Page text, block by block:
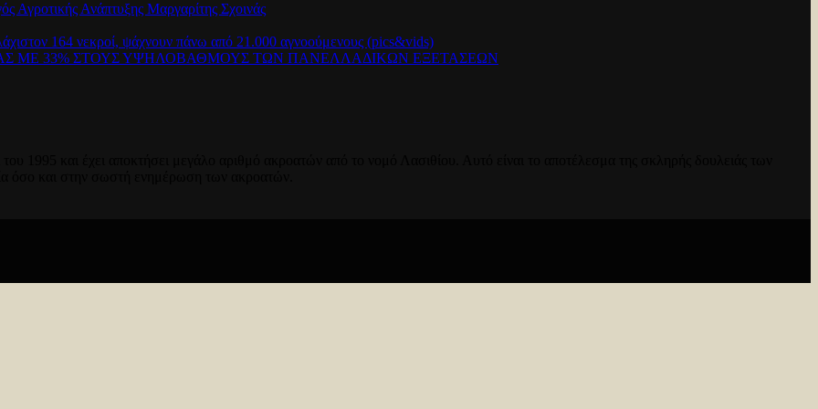
Αγροτικής Ανάπτυξης Μαργαρίτης Σχοινάς
164 νεκροί, ψάχνουν πάνω από 21.000 αγνοούμενους (pics&vids)
ΜΕ 33% ΣΤΟΥΣ ΥΨΗΛΟΒΑΘΜΟΥΣ ΤΩΝ ΠΑΝΕΛΛΑΔΙΚΩΝ ΕΞΕΤΑΣΕΩΝ